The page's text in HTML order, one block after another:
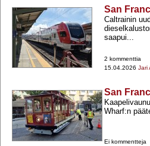
San
Caltrainin
saapui...
2 kommenttia
15.04.2026 Jari
San
Wharf:n
Ei kommentteja